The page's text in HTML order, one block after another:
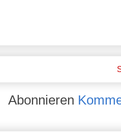
Abonnieren